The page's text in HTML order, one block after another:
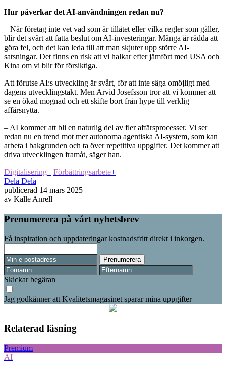
Hur påverkar det AI-användningen redan nu?
– När företag inte vet vad som är tillåtet eller vilka regler som gäller,
blir det svårt att fatta beslut om AI-investeringar. Många är rädda att
göra fel, och det kan leda till att man skjuter upp större AI-
satsningar. Det finns en risk att vi halkar efter jämfört med USA och
Kina om vi blir för försiktiga.
Att förutse AI:s utveckling är svårt, för att inte säga omöjligt med
dagens utvecklingstakt. Men Arvid Josefsson tror att vi kommer att
se en ökad mognad och ett skifte bort från hype till verklig
affärsnytta.
– AI kommer att bli en naturlig del av fler affärsprocesser. Vi ser
redan nu en trend mot mer autonoma agentiska AI-system, som kan
arbeta i bakgrunden och ta över repetitiva uppgifter. Det kommer att
driva utvecklingen framåt, säger han.
Digitalisering+ Förbättringsarbete+
Dela Dela
publicerad 14 mars 2025
av Kalle Anrell
Prenumerera på vårt nyhetsbrev
Få inspiration och uppdateringar kostnadsfritt direkt i inkorgen.
Skickar begäran
Jag godkänner att Kvalitetsmagasinet sparar mina uppgifter
Relaterad läsning
Premium
AI